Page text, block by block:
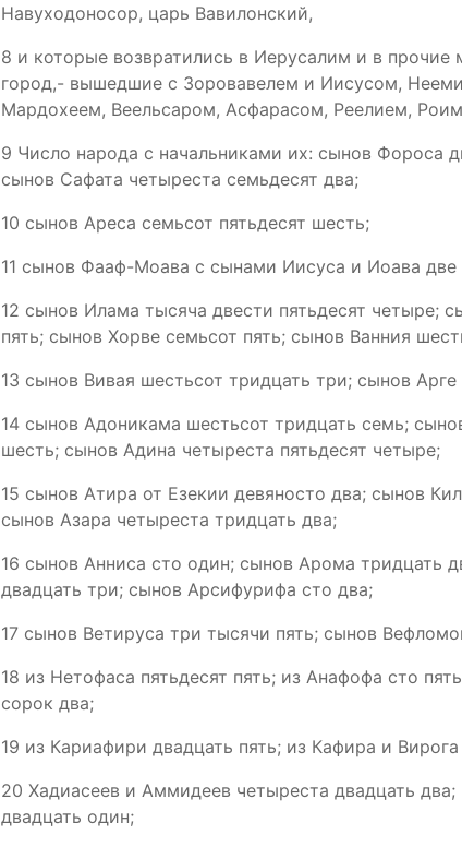
Навуходоносор, царь Вавилонский,
8 и которые возвратились в Иерусалим и в
город,- вышедшие с Зоровавелем и Иисусом,
Мардохеем, Веельсаром, Асфарасом, Реелием,
9 Число народа с начальниками их: сынов Фороса
сынов Сафата четыреста семьдесят два;
10 сынов Ареса семьсот пятьдесят шесть;
11 сынов Фааф-Моава с сынами Иисуса и Иоава две
12 сынов Илама тысяча двести пятьдесят четыре;
пять; сынов Хорве семьсот пять; сынов Ванния
13 сынов Вивая шестьсот тридцать три; сынов
14 сынов Адоникама шестьсот тридцать семь;
шесть; сынов Адина четыреста пятьдесят четыре;
15 сынов Атира от Езекии девяносто два; сынов
сынов Азара четыреста тридцать два;
16 сынов Анниса сто один; сынов Арома тридцать
двадцать три; сынов Арсифурифа сто два;
17 сынов Ветируса три тысячи пять; сынов
18 из Нетофаса пятьдесят пять; из Анафофа сто
сорок два;
19 из Кариафири двадцать пять; из Кафира и
20 Хадиасеев и Аммидеев четыреста двадцать
двадцать один;